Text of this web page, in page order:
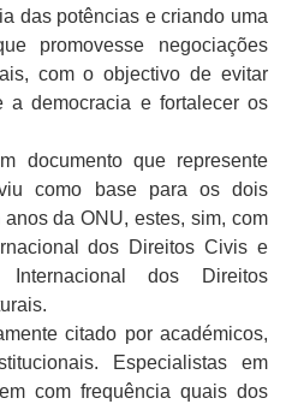
das potências e criando uma
promovesse negociações
com o objectivo de evitar
a democracia e fortalecer os
que represente
como base para os dois
da ONU, estes, sim, com
dos Direitos Civis e
dos Direitos
citado por académicos,
Especialistas em
com frequência quais dos